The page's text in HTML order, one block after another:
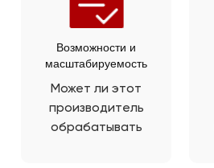
Возможности и
масштабируемость
Может ли этот
производитель
обрабатывать